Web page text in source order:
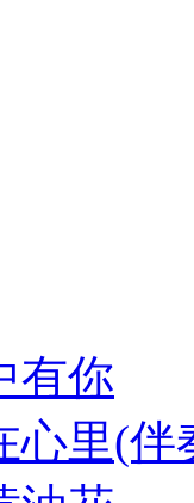
有你
心里(伴